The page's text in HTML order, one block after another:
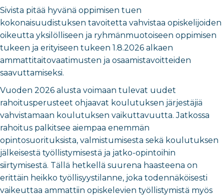
Sivista pitää hyvänä oppimisen tuen
kokonaisuudistuksen tavoitetta vahvistaa opiskelijoiden
oikeutta yksilölliseen ja ryhmänmuotoiseen oppimisen
tukeen ja erityiseen tukeen 1.8.2026 alkaen
ammattitaitovaatimusten ja osaamistavoitteiden
saavuttamiseksi.
Vuoden 2026 alusta voimaan tulevat uudet
rahoitusperusteet ohjaavat koulutuksen järjestäjiä
vahvistamaan koulutuksen vaikuttavuutta. Jatkossa
rahoitus palkitsee aiempaa enemmän
opintosuorituksista, valmistumisesta sekä koulutuksen
jälkeisestä työllistymisestä ja jatko-opintoihin
siirtymisestä. Tällä hetkellä suurena haasteena on
erittäin heikko työllisyystilanne, joka todennäköisesti
vaikeuttaa ammattiin opiskelevien työllistymistä myös